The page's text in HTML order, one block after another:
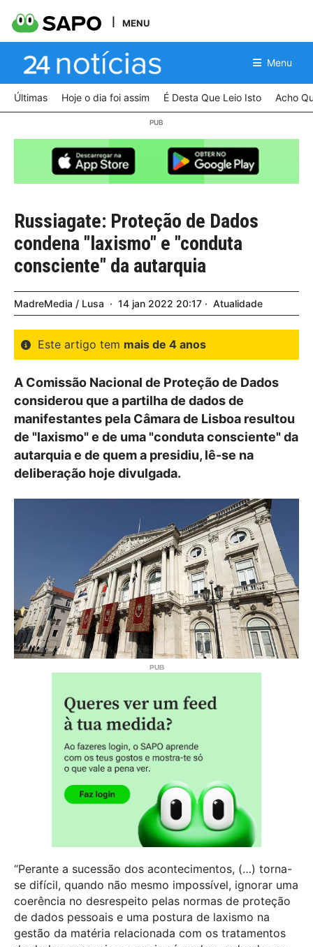
MENU
Menu
Últimas Hoje o dia foi assim É Desta Que Leio Isto Acho
Russiagate: Proteção de Dados
condena "laxismo" e "conduta
consciente" da autarquia
MadreMedia / Lusa 14 jan 2022 20:17 Atualidade
Este artigo tem mais de 4 anos
A Comissão Nacional de Proteção de Dados
considerou que a partilha de dados de
manifestantes pela Câmara de Lisboa resultou
de "laxismo" e de uma "conduta consciente" da
autarquia e de quem a presidiu, lê-se na
deliberação hoje divulgada.
“Perante a sucessão dos acontecimentos, (…) torna-
se difícil, quando não mesmo impossível, ignorar uma
coerência no desrespeito pelas normas de proteção
de dados pessoais e uma postura de laxismo na
gestão da matéria relacionada com os tratamentos